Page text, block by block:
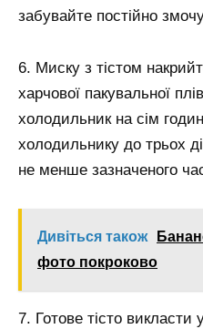
забувайте постійно
6. Миску з тістом
харчової пакувальної
холодильник на сім
холодильнику до трьох
не менше зазначеного
Дивіться також
фото покроково
7. Готове тісто